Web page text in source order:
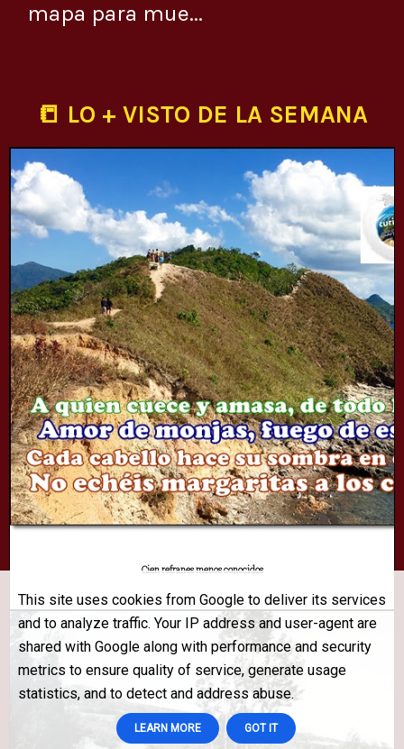
mapa para mue...
📒 LO + VISTO DE LA SEMANA
Cien refranes menos conocidos
This site uses cookies from Google to deliver its services
and to analyze traffic. Your IP address and user-agent are
shared with Google along with performance and security
metrics to ensure quality of service, generate usage
statistics, and to detect and address abuse.
LEARN MORE GOT IT